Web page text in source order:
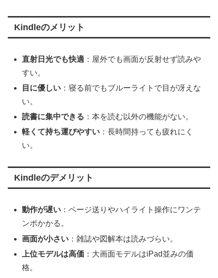
Kindleのメリット
直射日光でも快適 ：屋外でも画面が反射せず読みや
すい。
目に優しい ：寝る前でもブルーライトで目が冴えな
い。
読書に集中できる ：本を読む以外の機能がない。
軽くて持ち運びやすい ：長時間持っても疲れにく
い。
Kindleのデメリット
動作が遅い ：ページ送りやハイライト操作にワンテ
ンポかかる。
画面が小さい ：雑誌や図解本は読みづらい。
上位モデルは高価 ：大画面モデルはiPad並みの価
格。